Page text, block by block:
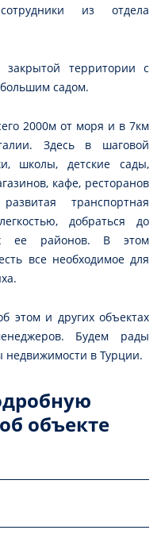
из отдела
территории с
садом.
2000м от моря и в 7км
Здесь в шаговой
школы, детские сады,
кафе, ресторанов
транспортная
добраться до
ее районов. В этом
все необходимое для
этом и других объектах
Будем рады
в Турции.
объекте